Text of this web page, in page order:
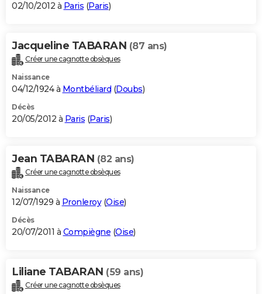
02/10/2012 à Paris (Paris)
Jacqueline TABARAN (87 ans)
Créer une cagnotte obsèques
Naissance
04/12/1924 à Montbéliard (Doubs)
Décès
20/05/2012 à Paris (Paris)
Jean TABARAN (82 ans)
Créer une cagnotte obsèques
Naissance
12/07/1929 à Pronleroy(Oise)
Décès
20/07/2011 à Compiègne (Oise)
Liliane TABARAN (59 ans)
Créer une cagnotte obsèques